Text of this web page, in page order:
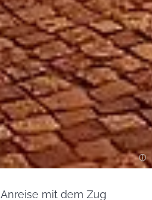
Anreise mit dem Zug